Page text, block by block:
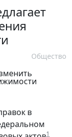
Общество
в
1